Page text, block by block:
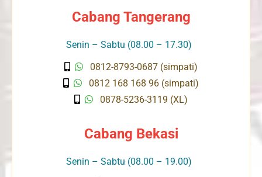
Cabang Tangerang
Senin – Sabtu (08.00 – 17.30)
0812-8793-0687 (simpati)
0812 168 168 96 (simpati)
0878-5236-3119 (XL)
Cabang Bekasi
Senin – Sabtu (08.00 – 19.00)